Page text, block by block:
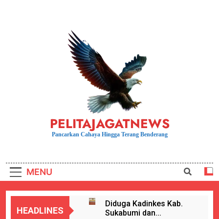
PELITAJAGATNEWS
Pancarkan Cahaya Hingga Terang Benderang
MENU
HEADLINES
Diduga Kadinkes Kab.
Sukabumi dan